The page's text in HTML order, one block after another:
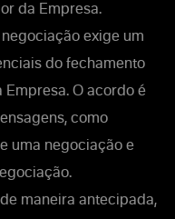
da Empresa.
exige um
do fechamento
O acordo é
como
uma negociação e
maneira antecipada,